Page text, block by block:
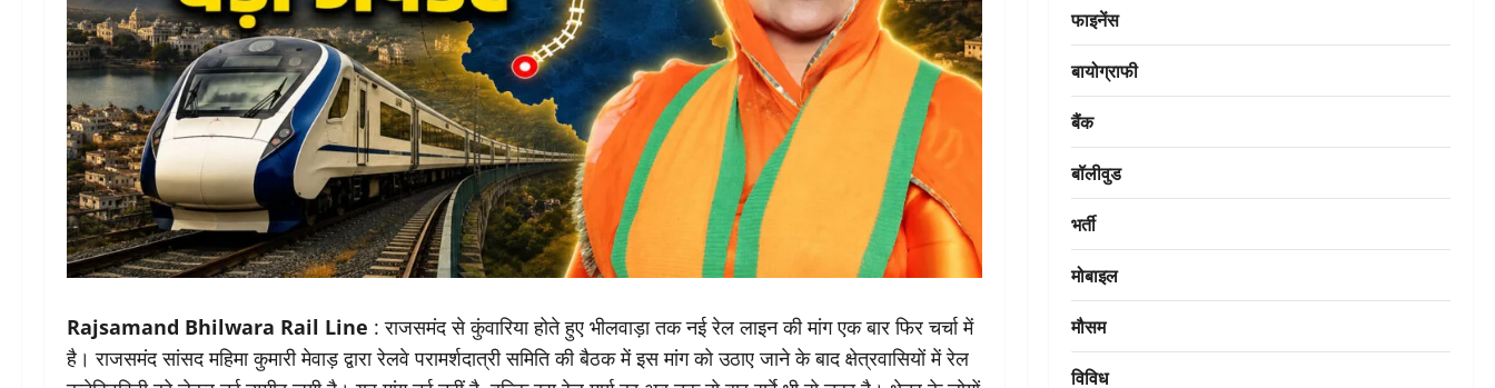
Rajsamand Bhilwara Rail Line : राजसमंद से कुंवारिया होते हुए भीलवाड़ा तक नई रेल लाइन की मांग एक बार फिर चर्चा में
है। राजसमंद सांसद महिमा कुमारी मेवाड़ द्वारा रेलवे परामर्शदात्री समिति की बैठक में इस मांग को उठाए जाने के बाद क्षेत्रवासियों में रेल
फाइनेंस
बायोग्राफी
बैंक
बॉलीवुड
भर्ती
मोबाइल
मौसम
विविध